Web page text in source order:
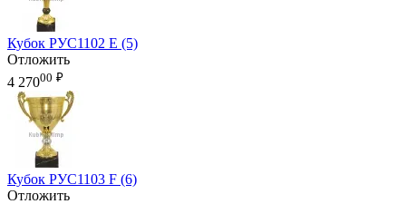
Кубок РУС1102 E (5)
Отложить
4 27000 ₽
Кубок РУС1103 F (6)
Отложить